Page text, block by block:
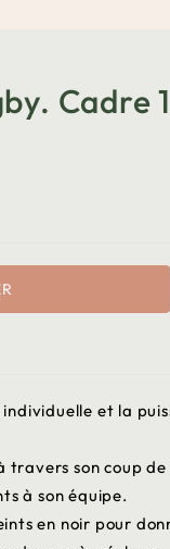
Cadre
et la
travers son coup de
à son équipe.
en noir pour